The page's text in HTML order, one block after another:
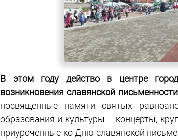
В этом году действо в центре
возникновения славянской письменности
посвященные памяти святых
образования и культуры – концерты,
приуроченные ко Дню славянской